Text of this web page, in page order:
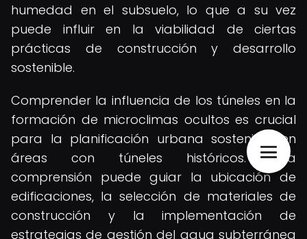
humedad en el subsuelo, lo que a su vez
puede influir en la viabilidad de ciertas
prácticas de construcción y desarrollo
sostenible.
Comprender la influencia de los túneles en la
formación de microclimas ocultos es crucial
para la planificación urbana sostenible en
áreas con túneles históricos. Esta
comprensión puede guiar la ubicación de
edificaciones, la selección de materiales de
construcción y la implementación de
estrategias de gestión del agua subterránea